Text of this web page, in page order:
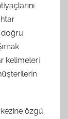
doğru
kelimeleri
özgü